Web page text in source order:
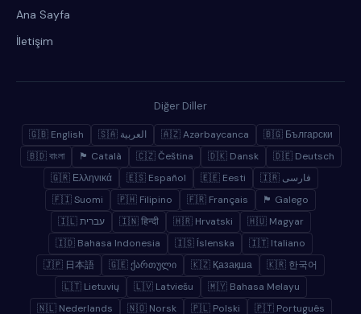
Ana Sayfa
İletişim
Diğer Diller
🇬🇧 English 🇸🇦 العربية 🇦🇿 Azərbaycanca
🇧🇬 Български
🇧🇩 বাংলা
🏴 Català 🇨🇿 Čeština 🇩🇰 Dansk
🇩🇪 Deutsch
🇬🇷 Ελληνικά
🇪🇸 Español 🇪🇪 Eesti
🇮🇷 فارسی
🇫🇮 Suomi
🇵🇭 Filipino 🇫🇷 Français
🏴 Galego
🇮🇱 עברית
🇮🇳 हिन्दी 🇭🇷 Hrvatski
🇭🇺 Magyar
🇮🇩 Bahasa Indonesia
🇮🇸 Íslenska
🇮🇹 Italiano
🇯🇵 日本語
🇬🇪 ქართული 🇰🇿 Қазақша
🇰🇷 한국어
🇱🇹 Lietuvių
🇱🇻 Latviešu
🇲🇾 Bahasa Melayu
🇳🇱 Nederlands
🇳🇴 Norsk 🇵🇱 Polski 🇵🇹 Português